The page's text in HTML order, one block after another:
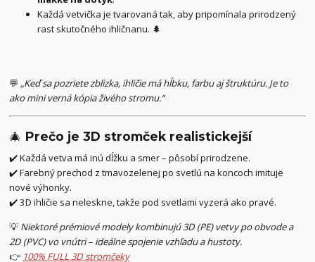
Každá vetvička je tvarovaná tak, aby pripomínala prirodzený
rast skutočného ihličnanu. 🌲
💬 „Keď sa pozriete zblízka, ihličie má hĺbku, farbu aj štruktúru. Je to
ako mini verná kópia živého stromu.“
🎄 Prečo je 3D stromček realistickejší
✔️ Každá vetva má inú dĺžku a smer – pôsobí prirodzene.
✔️ Farebný prechod z tmavozelenej po svetlú na koncoch imituje
nové výhonky.
✔️ 3D ihličie sa neleskne, takže pod svetlami vyzerá ako pravé.
💡 Niektoré prémiové modely kombinujú 3D (PE) vetvy po obvode a
2D (PVC) vo vnútri – ideálne spojenie vzhľadu a hustoty.
👉 100% FULL 3D stromčeky